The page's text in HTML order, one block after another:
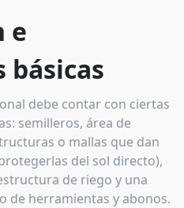
e
básicas
debe contar con ciertas
semilleros, área de
o mallas que dan
del sol directo),
de riego y una
de herramientas y abonos.